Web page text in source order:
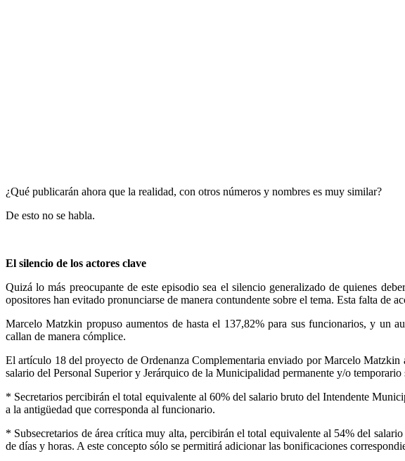
¿Qué publicarán ahora que la realidad, con otros números y nombres es muy similar?
De esto no se habla.
El silencio de los actores clave
Quizá lo más preocupante de este episodio sea el silencio generalizado de quienes
opositores han evitado pronunciarse de manera contundente sobre el tema. Esta falta de
Marcelo Matzkin propuso aumentos de hasta el 137,82% para sus funcionarios, y
callan de manera cómplice.
El artículo 18 del proyecto de Ordenanza Complementaria enviado por Marcelo
salario del Personal Superior y Jerárquico de la Municipalidad permanente y/o temporario
* Secretarios percibirán el total equivalente al 60% del salario bruto del Intendente
a la antigüedad que corresponda al funcionario.
* Subsecretarios de área crítica muy alta, percibirán el total equivalente al 54% del
de días y horas. A este concepto sólo se permitirá adicionar las bonificaciones